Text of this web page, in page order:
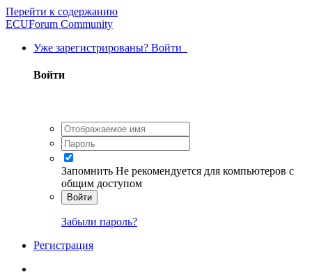
Перейти к содержанию
ECUForum Community
Уже зарегистрированы? Войти
Войти
Запомнить Не рекомендуется для компьютеров с
общим доступом
Войти
Забыли пароль?
Регистрация